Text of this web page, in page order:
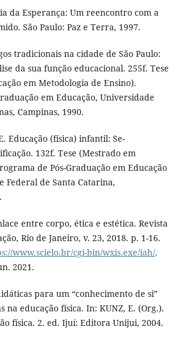
da Esperança: Um reencontro com a
São Paulo: Paz e Terra, 1997.
tradicionais na cidade de São Paulo:
da sua função educacional. 255f. Tese
em Metodologia de Ensino).
em Educação, Universidade
Campinas, 1990.
Educação (física) infantil: Se-
132f. Tese (Mestrado em
de Pós-Graduação em Educação
Federal de Santa Catarina,
entre corpo, ética e estética. Revista
Rio de Janeiro, v. 23, 2018. p. 1-16.
www.scielo.br/cgi-bin/wxis.exe/iah/.
2021.
para um “conhecimento de si”
na educação física. In: KUNZ, E. (Org.).
física. 2. ed. Ijuí: Editora Unijui, 2004.